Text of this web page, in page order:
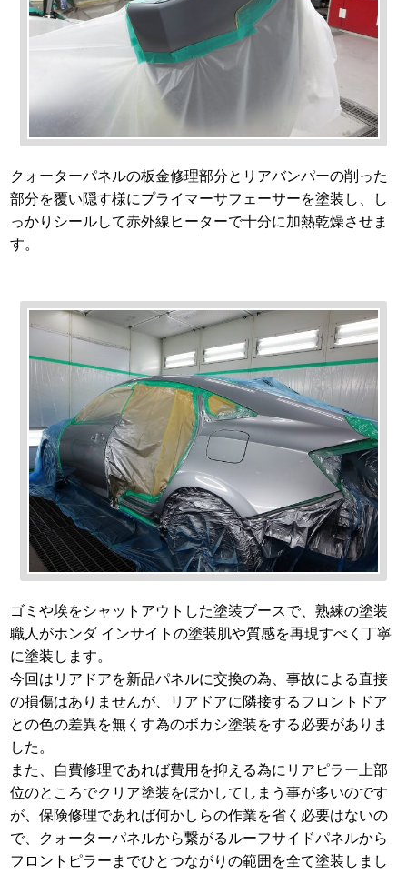
クォーターパネルの板金修理部分とリアバンパーの削った
部分を覆い隠す様にプライマーサフェーサーを塗装し、し
っかりシールして赤外線ヒーターで十分に加熱乾燥させま
す。
ゴミや埃をシャットアウトした塗装ブースで、熟練の塗装
職人がホンダ インサイトの塗装肌や質感を再現すべく丁寧
に塗装します。
今回はリアドアを新品パネルに交換の為、事故による直接
の損傷はありませんが、リアドアに隣接するフロントドア
との色の差異を無くす為のボカシ塗装をする必要がありま
した。
また、自費修理であれば費用を抑える為にリアピラー上部
位のところでクリア塗装をぼかしてしまう事が多いのです
が、保険修理であれば何かしらの作業を省く必要はないの
で、クォーターパネルから繋がるルーフサイドパネルから
フロントピラーまでひとつながりの範囲を全て塗装しまし